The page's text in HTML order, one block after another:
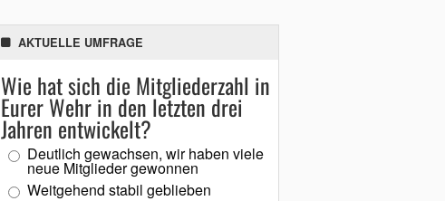
AKTUELLE UMFRAGE
Wie hat sich die Mitgliederzahl in
Eurer Wehr in den letzten drei
Jahren entwickelt?
Deutlich gewachsen, wir haben viele
neue Mitglieder gewonnen
Weitgehend stabil geblieben